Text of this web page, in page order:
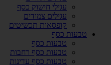
עגילי חישוק כסף
עגילים צמודים
קופסאות תכשיטים
טבעות כסף
טבעות כסף
טבעות כסף רחבות
טבעות כסף עדינות